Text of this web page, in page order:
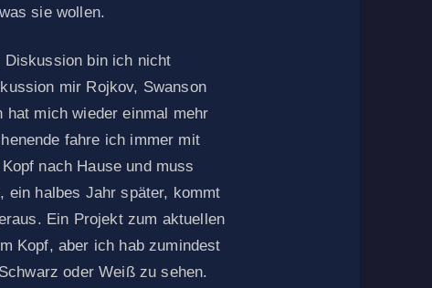
sie wollen.
Diskussion bin ich nicht
mir Rojkov, Swanson
hat mich wieder einmal mehr
fahre ich immer mit
nach Hause und muss
ein halbes Jahr später, kommt
Ein Projekt zum aktuellen
Kopf, aber ich hab zumindest
oder Weiß zu sehen.